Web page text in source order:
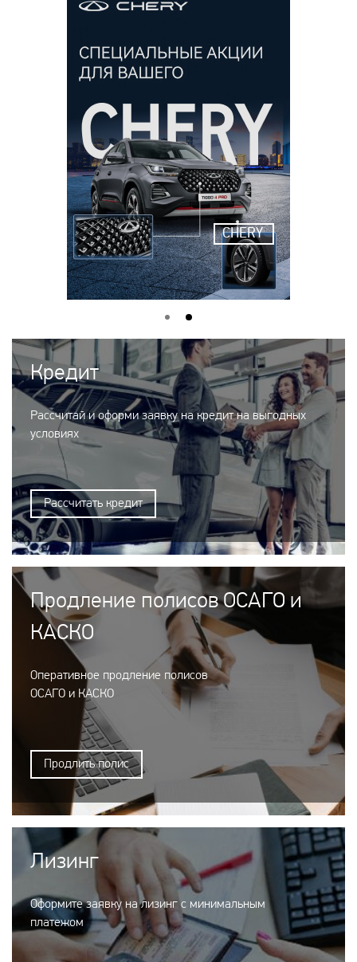
CHERY
Кредит
Рассчитай и оформи заявку на кредит на выгодных
условиях
Рассчитать кредит
Продление полисов ОСАГО и
КАСКО
Оперативное продление полисов
ОСАГО и КАСКО
Продлить полис
Лизинг
Оформите заявку на лизинг с минимальным
платежом